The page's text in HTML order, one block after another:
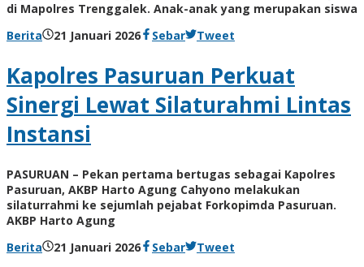
di Mapolres Trenggalek. Anak-anak yang merupakan siswa
Berita
21 Januari 2026olehSebar Tweet
Kapolres Pasuruan Perkuat
Sinergi Lewat Silaturahmi Lintas
Instansi
PASURUAN – Pekan pertama bertugas sebagai Kapolres
Pasuruan, AKBP Harto Agung Cahyono melakukan
silaturrahmi ke sejumlah pejabat Forkopimda Pasuruan.
AKBP Harto Agung
Berita
21 Januari 2026olehSebar Tweet